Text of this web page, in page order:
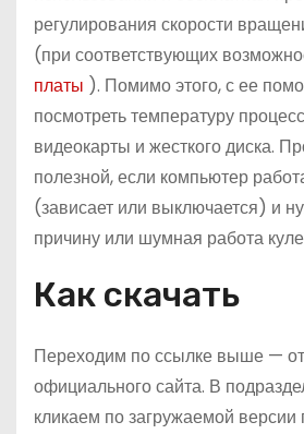
регулирования скорости
(при соответствующих
платы ). Помимо этого, с ее
посмотреть температуру
видеокарты и жесткого диска.
полезной, если компьютер
(зависает или выключается) и
причину или шумная работа
Как скачать
Переходим по ссылке выше —
официального сайта. В
кликаем по загружаемой